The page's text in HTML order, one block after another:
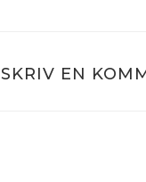
SKRIV EN